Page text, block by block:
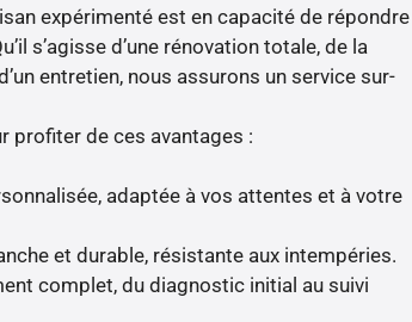
expérimenté est en capacité de répondre
s’agisse d’une rénovation totale, de la
entretien, nous assurons un service sur-
profiter de ces avantages :
adaptée à vos attentes et à votre
et durable, résistante aux intempéries.
complet, du diagnostic initial au suivi